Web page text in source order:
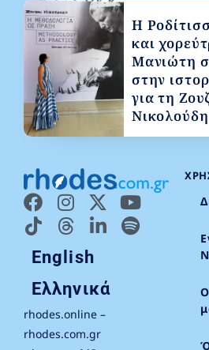
English
Ελληνικά
rhodes.online –
rhodes.com.gr
Η
και
Μανιώτη
στην
για τη
Νικολούδη